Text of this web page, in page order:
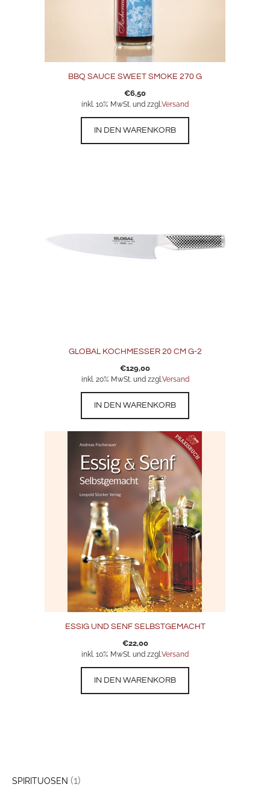
BBQ SAUCE SWEET SMOKE 270 G
€6,50
inkl. 10% MwSt. und zzgl. Versand
IN DEN WARENKORB
GLOBAL KOCHMESSER 20 CM G-2
€129,00
inkl. 20% MwSt. und zzgl. Versand
IN DEN WARENKORB
ESSIG UND SENF SELBSTGEMACHT
€22,00
inkl. 10% MwSt. und zzgl. Versand
IN DEN WARENKORB
SPIRITUOSEN (1)